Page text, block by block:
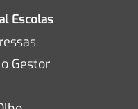
Escolas
Gestor